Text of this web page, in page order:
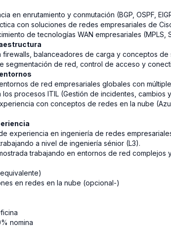
en enrutamiento y conmutación (BGP, OSPF,
con soluciones de redes empresariales de
de tecnologías WAN empresariales (MPLS,
firewalls, balanceadores de carga y conceptos
segmentación de red, control de acceso y
de red empresariales globales con
los procesos ITIL (Gestión de incidentes, cambios
con conceptos de redes en la nube
experiencia en ingeniería de redes
a nivel de ingeniería sénior (L3).
trabajando en entornos de red complejos
en redes en la nube (opcional-)
nomina